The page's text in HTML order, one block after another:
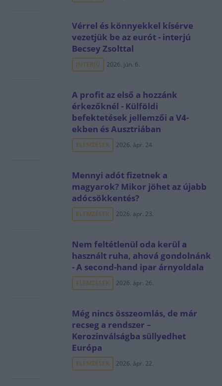
Vérrel és könnyekkel kísérve
vezetjük be az eurót - interjú
Becsey Zsolttal
INTERJÚ 2026. jún. 6.
A profit az első a hozzánk
érkezőknél - Külföldi
befektetések jellemzői a V4-
ekben és Ausztriában
ELEMZÉSEK 2026. ápr. 24.
Mennyi adót fizetnek a
magyarok? Mikor jöhet az újabb
adócsökkentés?
ELEMZÉSEK 2026. ápr. 23.
Nem feltétlenül oda kerül a
használt ruha, ahová gondolnánk
- A second-hand ipar árnyoldala
ELEMZÉSEK 2026. ápr. 26.
Még nincs összeomlás, de már
recseg a rendszer –
Kerozinválságba süllyedhet
Európa
ELEMZÉSEK 2026. ápr. 22.